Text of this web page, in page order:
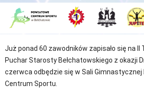
Już ponad 60 zawodników zapisało się na II
Puchar Starosty Bełchatowskiego z okazji
czerwca odbędzie się w Sali
Centrum Sportu.